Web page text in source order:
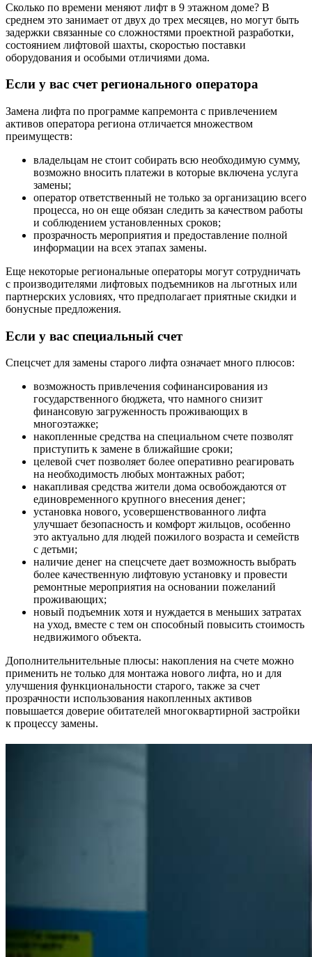
Сколько по времени меняют лифт в 9 этажном доме? В
среднем это занимает от двух до трех месяцев, но могут быть
задержки связанные со сложностями проектной разработки,
состоянием лифтовой шахты, скоростью поставки
оборудования и особыми отличиями дома.
Если у вас счет регионального оператора
Замена лифта по программе капремонта с привлечением
активов оператора региона отличается множеством
преимуществ:
владельцам не стоит собирать всю необходимую сумму,
возможно вносить платежи в которые включена услуга
замены;
оператор ответственный не только за организацию всего
процесса, но он еще обязан следить за качеством работы
и соблюдением установленных сроков;
прозрачность мероприятия и предоставление полной
информации на всех этапах замены.
Еще некоторые региональные операторы могут сотрудничать
с производителями лифтовых подъемников на льготных или
партнерских условиях, что предполагает приятные скидки и
бонусные предложения.
Если у вас специальный счет
Спецсчет для замены старого лифта означает много плюсов:
возможность привлечения софинансирования из
государственного бюджета, что намного снизит
финансовую загруженность проживающих в
многоэтажке;
накопленные средства на специальном счете позволят
приступить к замене в ближайшие сроки;
целевой счет позволяет более оперативно реагировать
на необходимость любых монтажных работ;
накапливая средства жители дома освобождаются от
единовременного крупного внесения денег;
установка нового, усовершенствованного лифта
улучшает безопасность и комфорт жильцов, особенно
это актуально для людей пожилого возраста и семейств
с детьми;
наличие денег на спецсчете дает возможность выбрать
более качественную лифтовую установку и провести
ремонтные мероприятия на основании пожеланий
проживающих;
новый подъемник хотя и нуждается в меньших затратах
на уход, вместе с тем он способный повысить стоимость
недвижимого объекта.
Дополнительнительные плюсы: накопления на счете можно
применить не только для монтажа нового лифта, но и для
улучшения функциональности старого, также за счет
прозрачности использования накопленных активов
повышается доверие обитателей многоквартирной застройки
к процессу замены.